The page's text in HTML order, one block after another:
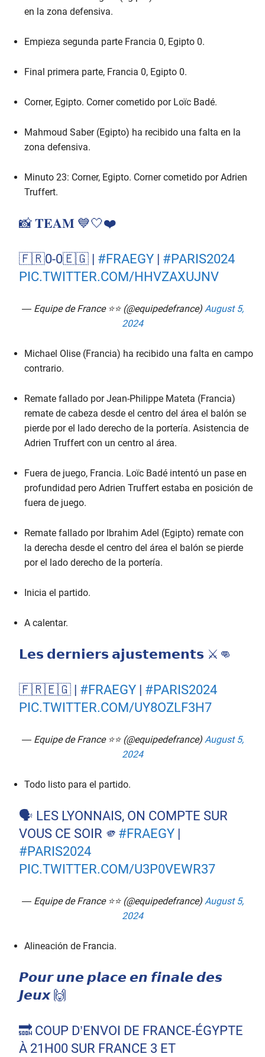
en la zona defensiva.
Empieza segunda parte Francia 0, Egipto 0.
Final primera parte, Francia 0, Egipto 0.
Corner, Egipto. Corner cometido por Loïc Badé.
Mahmoud Saber (Egipto) ha recibido una falta en la
zona defensiva.
Minuto 23: Corner, Egipto. Corner cometido por Adrien
Truffert.
📸 𝐓𝐄𝐀𝐌 💙🤍❤️
🇫🇷0-0🇪🇬 | #FRAEGY | #PARIS2024
PIC.TWITTER.COM/HHVZAXUJNV
— Equipe de France ⭐⭐ (@equipedefrance) August 5,
2024
Michael Olise (Francia) ha recibido una falta en campo
contrario.
Remate fallado por Jean-Philippe Mateta (Francia)
remate de cabeza desde el centro del área el balón se
pierde por el lado derecho de la portería. Asistencia de
Adrien Truffert con un centro al área.
Fuera de juego, Francia. Loïc Badé intentó un pase en
profundidad pero Adrien Truffert estaba en posición de
fuera de juego.
Remate fallado por Ibrahim Adel (Egipto) remate con
la derecha desde el centro del área el balón se pierde
por el lado derecho de la portería.
Inicia el partido.
A calentar.
𝗟𝗲𝘀 𝗱𝗲𝗿𝗻𝗶𝗲𝗿𝘀 𝗮𝗷𝘂𝘀𝘁𝗲𝗺𝗲𝗻𝘁𝘀 ⚔️👊
🇫🇷🇪🇬 | #FRAEGY | #PARIS2024
PIC.TWITTER.COM/UY8OZLF3H7
— Equipe de France ⭐⭐ (@equipedefrance) August 5,
2024
Todo listo para el partido.
🗣️ LES LYONNAIS, ON COMPTE SUR
VOUS CE SOIR 🫵 #FRAEGY |
#PARIS2024
PIC.TWITTER.COM/U3P0VEWR37
— Equipe de France ⭐⭐ (@equipedefrance) August 5,
2024
Alineación de Francia.
𝙋𝙤𝙪𝙧 𝙪𝙣𝙚 𝙥𝙡𝙖𝙘𝙚 𝙚𝙣 𝙛𝙞𝙣𝙖𝙡𝙚 𝙙𝙚𝙨
𝙅𝙚𝙪𝙭 🙌
🔜 COUP D’ENVOI DE FRANCE-ÉGYPTE
À 21H00 SUR FRANCE 3 ET